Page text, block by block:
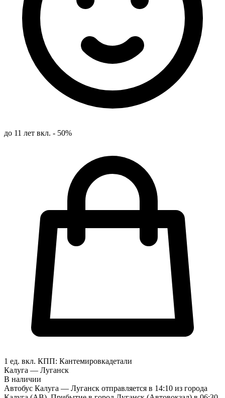
до 11 лет вкл. - 50%
1 ед. вкл. КПП: Кантемировкадетали
Калуга — Луганск
В наличии
Автобус Калуга — Луганск отправляется в 14:10 из города